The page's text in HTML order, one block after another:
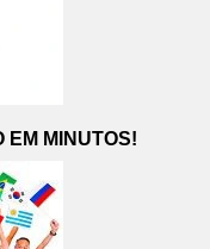
EM MINUTOS!